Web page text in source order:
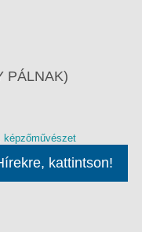
PÁLNAK)
képzőművészet
kattintson!